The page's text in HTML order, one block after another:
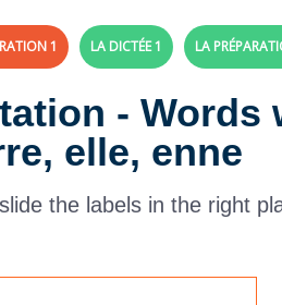
1 LA DICTÉE 1 LA
- Words
elle, enne
the labels in the right